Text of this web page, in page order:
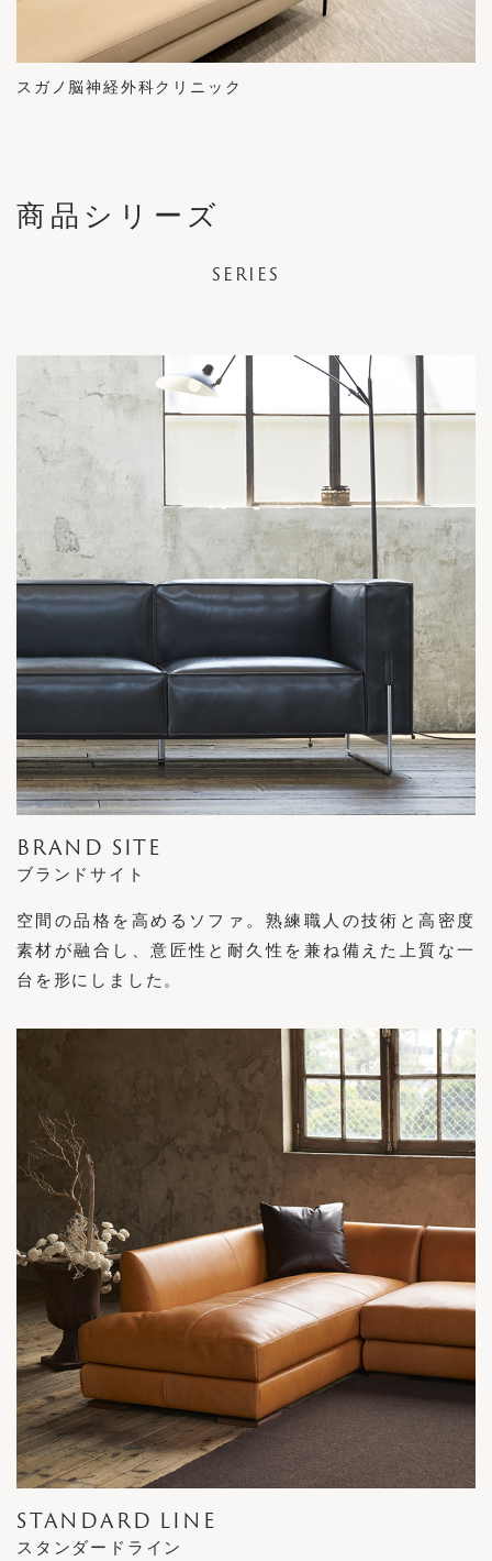
スガノ脳神経外科クリニック
商品シリーズ
SERIES
BRAND SITE
ブランドサイト
空間の品格を高めるソファ。熟練職人の技術と高密度
素材が融合し、意匠性と耐久性を兼ね備えた上質な一
台を形にしました。
STANDARD LINE
スタンダードライン